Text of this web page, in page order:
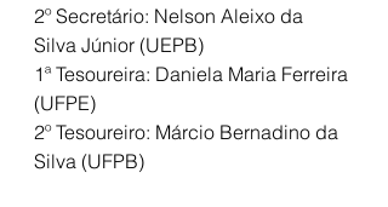
2º Secretário: Nelson Aleixo da
Silva Júnior (UEPB)
1ª Tesoureira: Daniela Maria Ferreira
(UFPE)
2º Tesoureiro: Márcio Bernadino da
Silva (UFPB)